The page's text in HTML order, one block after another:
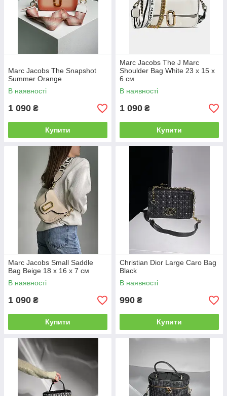
Marc Jacobs The Snapshot
Summer Orange
В наявності
1 090 ₴
Купити
Marc Jacobs The J Marc
Shoulder Bag White 23 х 15 х
6 см
В наявності
1 090 ₴
Купити
Marc Jacobs Small Saddle
Bag Beige 18 х 16 х 7 см
В наявності
1 090 ₴
Купити
Christian Dior Large Caro Bag
Black
В наявності
990 ₴
Купити